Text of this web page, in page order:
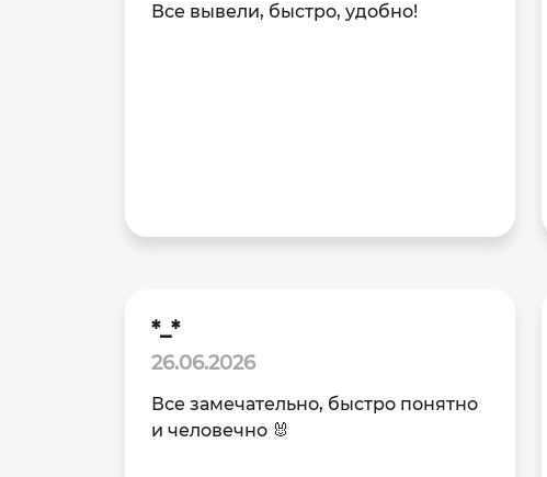
Все вывели, быстро, удобно!
*_*
26.06.2026
Все замечательно, быстро понятно
и человечно 🐰